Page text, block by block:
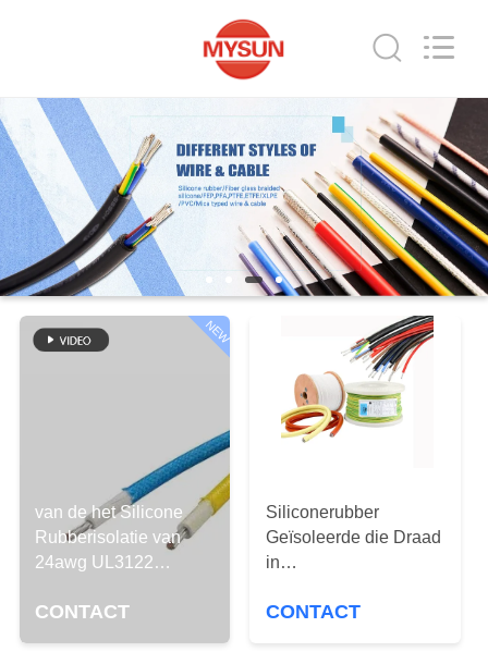
HUIS
PRODUCTEN
ONGEVEER
ONS
FABRIEKSREIS
KWALITEITSCONTROLE
CONTACTEER
ONS
VERZOEK
OM EEN
Reserved.
NEW
van de het Silicone
Rubberisolatie van
24awg UL3122
Kabelglasvezel
CONTACT
Siliconerubber
Geïsoleerde die Draad
in
de Elektrische Draden
CONTACT